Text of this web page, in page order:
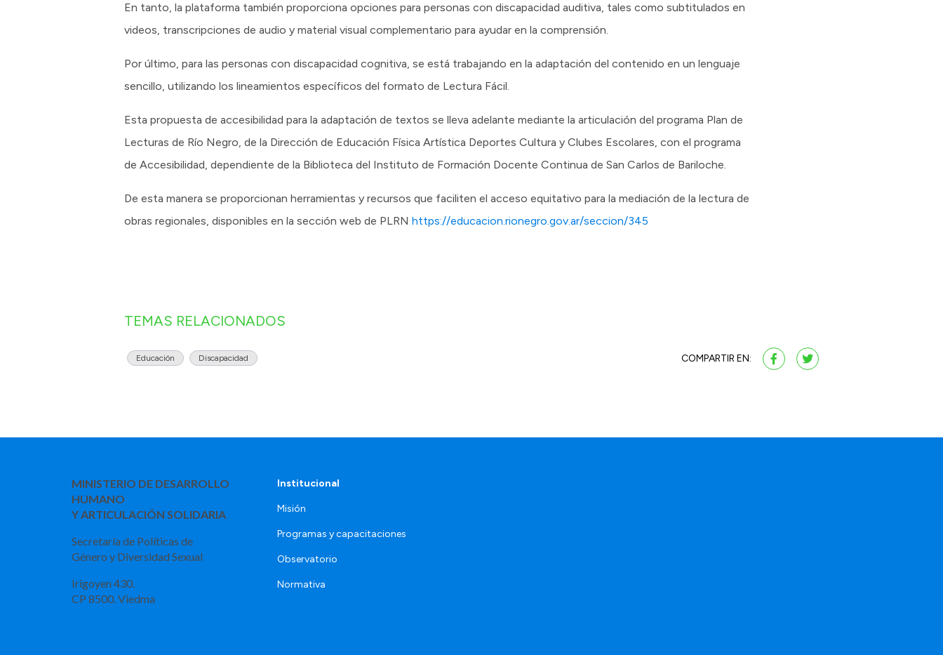
En tanto, la plataforma también proporciona opciones para personas con discapacidad auditiva, tales como subtitulados en
videos, transcripciones de audio y material visual complementario para ayudar en la comprensión.
Por último, para las personas con discapacidad cognitiva, se está trabajando en la adaptación del contenido en un lenguaje
sencillo, utilizando los lineamientos específicos del formato de Lectura Fácil.
Esta propuesta de accesibilidad para la adaptación de textos se lleva adelante mediante la articulación del programa Plan de
Lecturas de Río Negro, de la Dirección de Educación Física Artística Deportes Cultura y Clubes Escolares, con el programa
de Accesibilidad, dependiente de la Biblioteca del Instituto de Formación Docente Continua de San Carlos de Bariloche.
De esta manera se proporcionan herramientas y recursos que faciliten el acceso equitativo para la mediación de la lectura de
obras regionales, disponibles en la sección web de PLRN https://educacion.rionegro.gov.ar/seccion/345
TEMAS RELACIONADOS
Educación Discapacidad COMPARTIR EN:
MINISTERIO DE DESARROLLO
HUMANO
Y ARTICULACIÓN SOLIDARIA
Secretaría de Políticas de
Género y Diversidad Sexual
Irigoyen 430.
CP 8500. Viedma
Institucional
Misión
Programas y capacitaciones
Observatorio
Normativa